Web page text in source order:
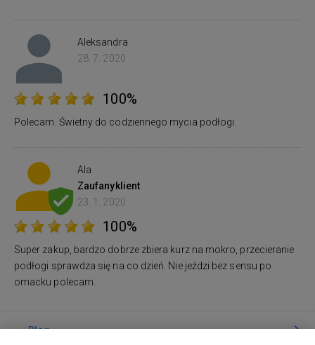
Aleksandra
28. 7. 2020
100%
Polecam. Świetny do codziennego mycia podłogi.
Ala
Zaufanyklient
23. 1. 2020
100%
Super zakup, bardzo dobrze zbiera kurz na mokro, przecieranie
podłogi sprawdza się na co dzień. Nie jeździ bez sensu po
omacku polecam.
Blog